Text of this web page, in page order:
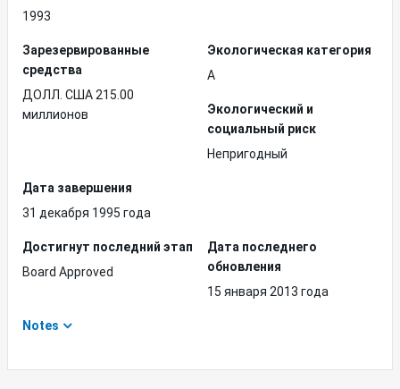
1993
Зарезервированные
средства
ДОЛЛ. США 215.00
миллионов
Экологическая категория
A
Экологический и
социальный риск
Непригодный
Дата завершения
31 декабря 1995 года
Достигнут последний этап
Board Approved
Дата последнего
обновления
15 января 2013 года
Notes